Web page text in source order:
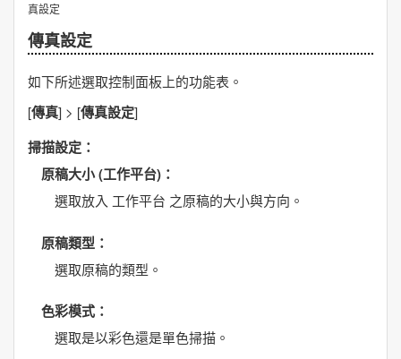
真設定
傳真設定
如下所述選取控制面板上的功能表。
[傳真] > [傳真設定]
掃描設定 ：
原稿大小 (工作平台) ：
選取放入 工作平台 之原稿的大小與方向。
原稿類型 ：
選取原稿的類型。
色彩模式 ：
選取是以彩色還是單色掃描。